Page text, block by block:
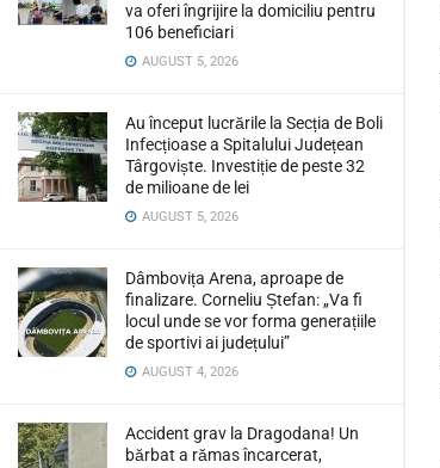
va oferi îngrijire la domiciliu pentru
106 beneficiari
AUGUST 5, 2026
Au început lucrările la Secția de Boli
Infecțioase a Spitalului Județean
Târgoviște. Investiție de peste 32
de milioane de lei
AUGUST 5, 2026
Dâmbovița Arena, aproape de
finalizare. Corneliu Ștefan: „Va fi
locul unde se vor forma generațiile
de sportivi ai județului”
AUGUST 4, 2026
Accident grav la Dragodana! Un
bărbat a rămas încarcerat,